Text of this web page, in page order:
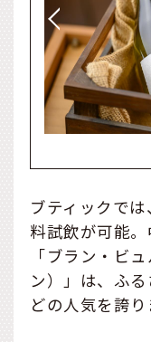
ブティックで
料試飲が可能
「ブラン・ビ
ン）」は、ふ
どの人気を誇り